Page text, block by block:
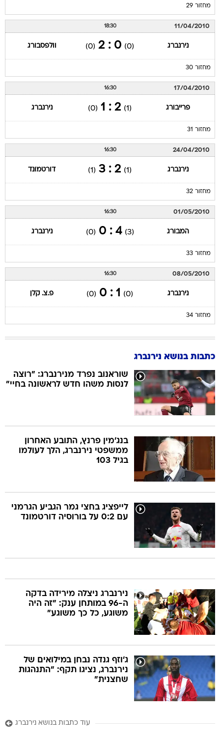
מחזור 29
11/04/2010
18:30
נירנברג (0)
0 : 2
(0) וולפסבורג
מחזור 30
17/04/2010
16:30
פרייבורג (1)
2 : 1
(0) נירנברג
מחזור 31
24/04/2010
16:30
נירנברג (1)
2 : 3
(1) דורטמונד
מחזור 32
01/05/2010
16:30
המבורג (3)
4 : 0
(0) נירנברג
מחזור 33
08/05/2010
16:30
נירנברג (0)
1 : 0
(0) פ.צ. קלן
מחזור 34
כתבות בנושא נירנברג
שוראנוב נפרד מנירנברג: "רוצה
לנסות משהו חדש לראשונה בחיי"
בנג'מין פרנץ, התובע האחרון
ממשפטי נירנברג, הלך לעולמו
בגיל 103
לייפציג בחצי גמר הגביע הגרמני
עם 0:2 על בורוסיה דורטמונד
נירנברג ניצלה מירידה בדקה
ה-96 במותחן ענק: "זה היה
משוגע, כל כך משוגע"
ג'וזף גנדה נבחן במילואים של
נירנברג, נציגו תקף: "התנהגות
שחצנית"
עוד כתבות בנושא נירנברג